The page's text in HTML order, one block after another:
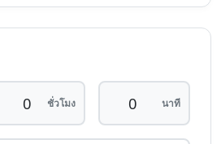
ชั่วโมง นาที